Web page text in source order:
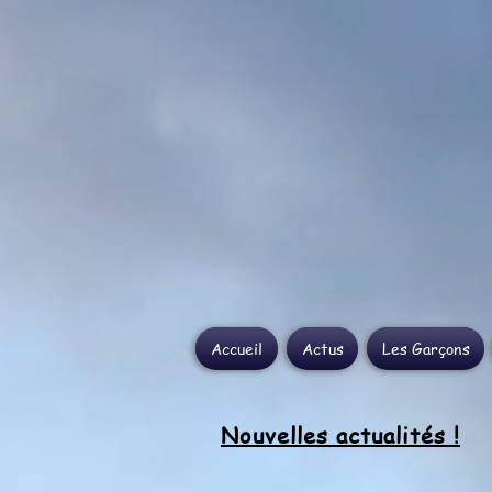
Accueil Actus Les Garçons
Nouvelles actualités !